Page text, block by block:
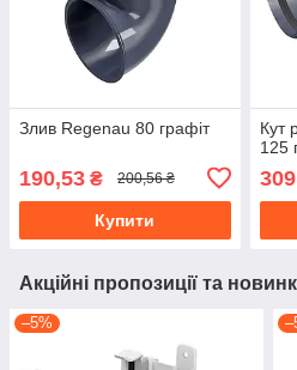
Злив Regenau 80 графіт
190,53 ₴ 200,56 ₴
Купити
Кут
125
Акційні пропозиції та
–5%